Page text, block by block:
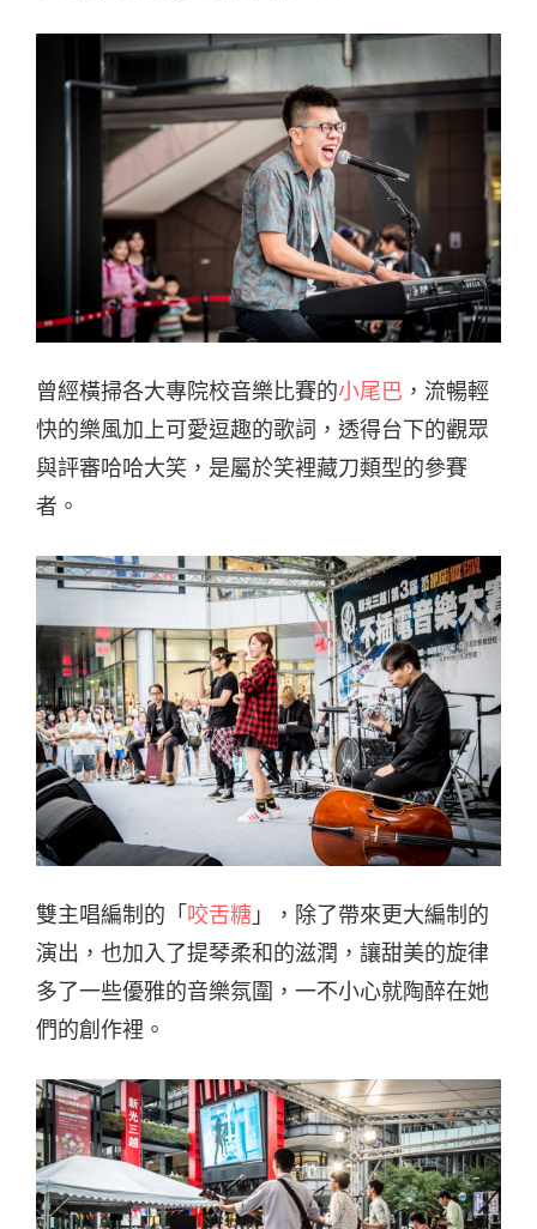
曾經橫掃各大專院校音樂比賽的小尾巴 ，流暢輕
快的樂風加上可愛逗趣的歌詞，透得台下的觀眾
與評審哈哈大笑，是屬於笑裡藏刀類型的參賽
者。
雙主唱編制的「 咬舌糖 」，除了帶來更大編制的
演出，也加入了提琴柔和的滋潤，讓甜美的旋律
多了一些優雅的音樂氛圍，一不小心就陶醉在她
們的創作裡。